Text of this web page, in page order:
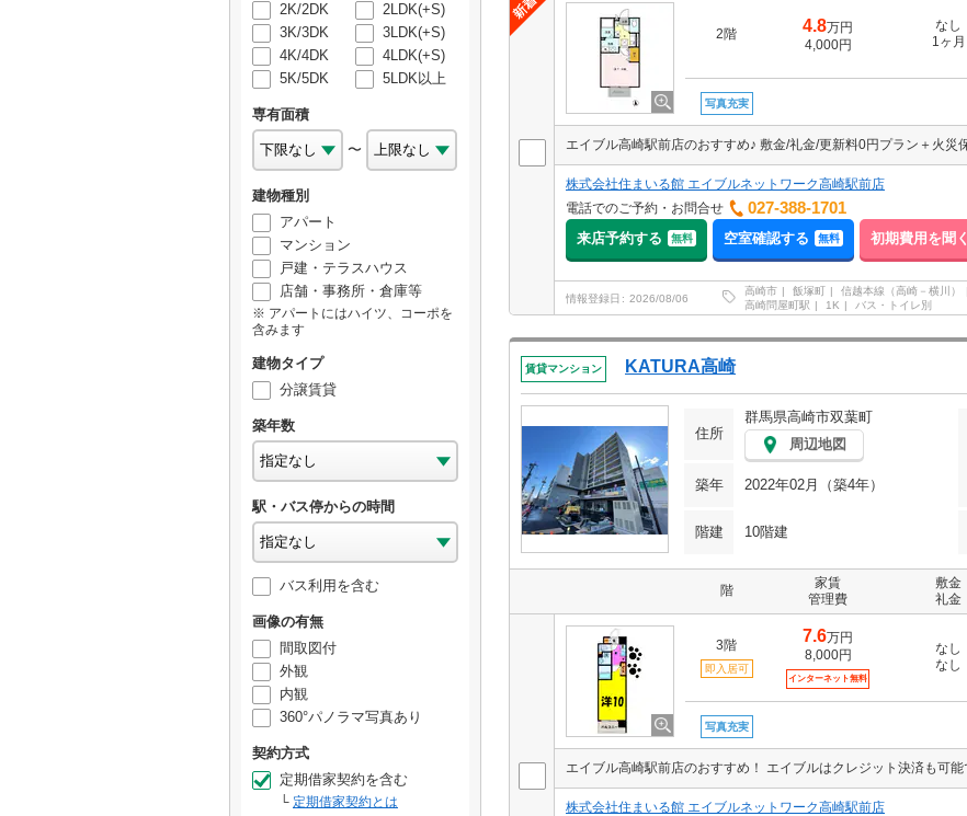
2K/2DK
2LDK(+S)
3K/3DK
3LDK(+S)
4K/4DK
4LDK(+S)
5K/5DK
5LDK以上
専有面積
〜
建物種別
アパート
マンション
戸建・テラスハウス
店舗・事務所・倉庫等
アパートにはハイツ、コーポを
含みます
建物タイプ
分譲賃貸
築年数
駅・バス停からの時間
バス利用を含む
画像の有無
間取図付
外観
内観
360°パノラマ写真あり
契約方式
定期借家契約を含む
定期借家契約とは
2階 4.8万円
4,000円
なし
1ヶ月
写真充実
株式会社住まいる館 エイブルネットワーク高崎駅前店
電話でのご予約・お問合せ
027-388-1701
来店予約する 無料 空室確認する 無料 初期費用を聞く
情報登録日 2026/08/06
高崎市 飯塚町 信越本線（高崎－横川）
高崎問屋町駅
1K バス・トイレ別
賃貸マンション KATURA高崎
住所
群馬県高崎市双葉町
周辺地図
築年 2022年02月（築4年）
階建 10階建
階
家賃
管理費
敷金
礼金
3階
即入居可
7.6万円
8,000円
インターネット無料
なし
なし
写真充実
株式会社住まいる館 エイブルネットワーク高崎駅前店